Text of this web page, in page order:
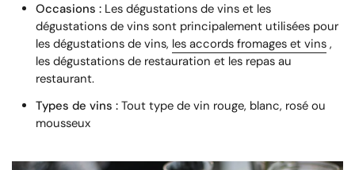
Occasions :Les dégustations de vins et les
dégustations de vins sont principalement utilisées pour
les dégustations de vins, les accords fromages et vins,
les dégustations de restauration et les repas au
restaurant.
Types de vins :Tout type de vin rouge, blanc, rosé ou
mousseux